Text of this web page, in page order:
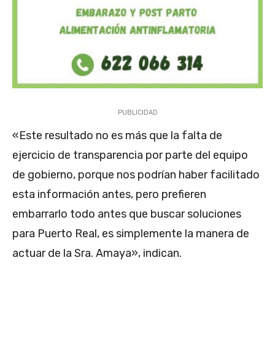
PUBLICIDAD
«Este resultado no es más que la falta de
ejercicio de transparencia por parte del equipo
de gobierno, porque nos podrían haber facilitado
esta información antes, pero prefieren
embarrarlo todo antes que buscar soluciones
para Puerto Real, es simplemente la manera de
actuar de la Sra. Amaya», indican.